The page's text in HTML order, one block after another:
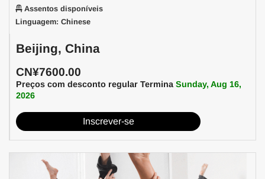
Assentos disponíveis
Linguagem: Chinese
Beijing, China
CN¥7600.00
Preços com desconto regular Termina Sunday, Aug 16,
2026
Inscrever-se